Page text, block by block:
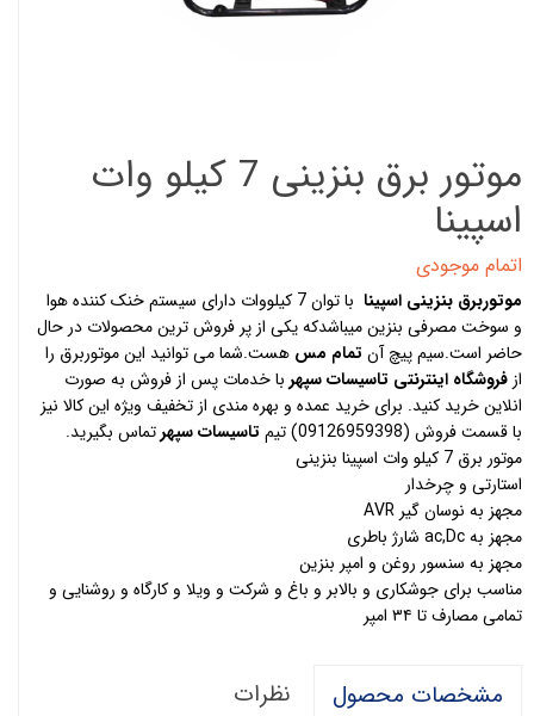
موتور برق بنزینی 7 کیلو وات
اسپینا
اتمام موجودی
موتوربرق بنزینی اسپینا
با توان 7 کیلووات دارای سیستم خنک کننده هوا
و سوخت مصرفی بنزین میباشدکه یکی از پر فروش ترین محصولات در حال
حاضر است.سیم پیچ آن تمام مس هست.شما می توانید این موتوربرق را
از فروشگاه اینترنتی تاسیسات سپهر با خدمات پس از فروش به صورت
انلاین خرید کنید. برای خرید عمده و بهره مندی از تخفیف ویژه این کالا نیز
با قسمت فروش (09126959398) تیم
تاسیسات سپهرتماس بگیرید.
موتور برق 7 کیلو وات اسپینا بنزینی
استارتی و چرخدار
مجهز به نوسان گیر AVR
مجهز به ac,Dc شارژ باطری
مجهز به سنسور روغن و امپر بنزین
مناسب برای جوشکاری و بالابر و باغ و شرکت و ویلا و کارگاه و روشنایی و
تمامی مصارف تا ۳۴ امپر
مشخصات محصول نظرات